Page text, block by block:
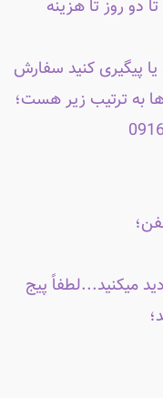
دو روز تا هزینه
یا پیگیری کنید سفارش
به ترتیب زیر هست؛
میکنید...لطفاً پیج